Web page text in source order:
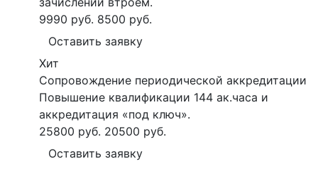
9990 руб. 8500 руб.
Оставить заявку
Хит
Сопровождение периодической аккредитации
Повышение квалификации 144 ак.часа и
аккредитация «под ключ».
25800 руб. 20500 руб.
Оставить заявку